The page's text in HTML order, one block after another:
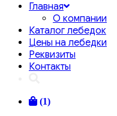
Главная
О компании
Каталог лебедок
Цены на лебедки
Реквизиты
Контакты
(1)